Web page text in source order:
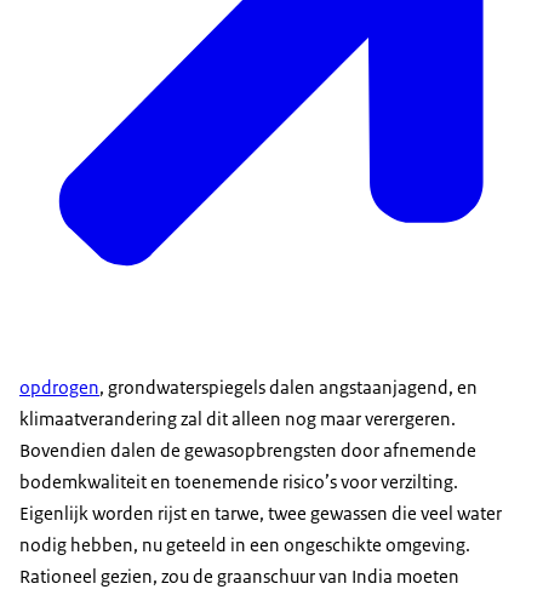
opdrogen, grondwaterspiegels dalen angstaanjagend, en
klimaatverandering zal dit alleen nog maar verergeren.
Bovendien dalen de gewasopbrengsten door afnemende
bodemkwaliteit en toenemende risico’s voor verzilting.
Eigenlijk worden rijst en tarwe, twee gewassen die veel water
nodig hebben, nu geteeld in een ongeschikte omgeving.
Rationeel gezien, zou de graanschuur van India moeten